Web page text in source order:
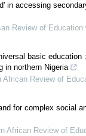
in accessing
Review of
basic education
in northern Nigeria
African Review of
for complex social
African Review of